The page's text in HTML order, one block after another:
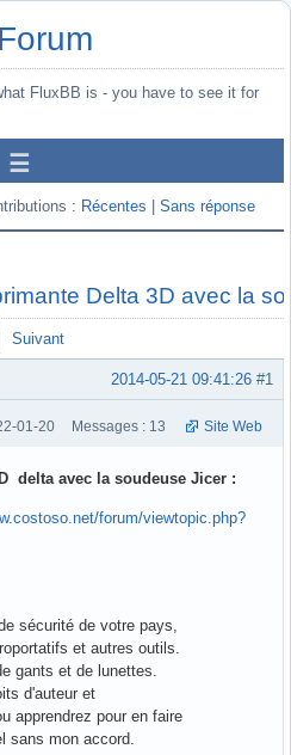
FluxBB is - you have to see it for
: Récentes Sans réponse
Delta 3D avec la
Suivant
#1
2014-05-21 09:41:26
01-20 Messages : 13 Site Web
delta avec la soudeuse Jicer :
forum/viewtopic.php?
sécurité de votre pays,
et autres outils.
gants et de lunettes.
d'auteur et
apprendrez pour en faire
sans mon accord.